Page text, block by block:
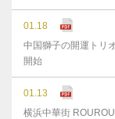
01.18
中国獅子の開運トリ
開始
01.13
横浜中華街